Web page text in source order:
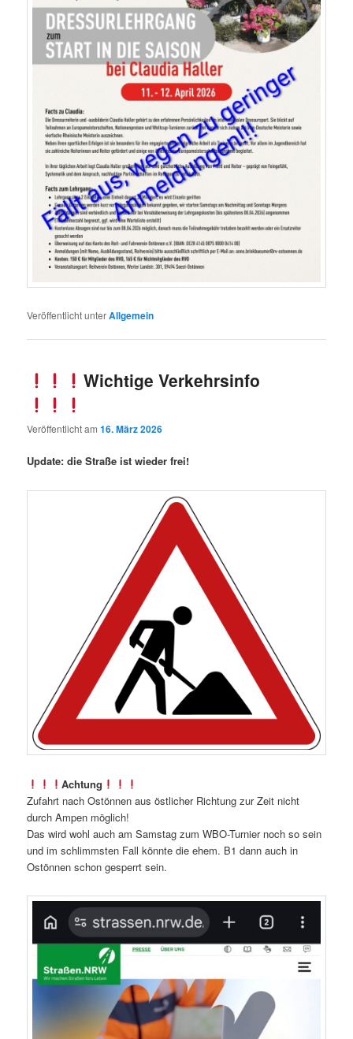
Veröffentlicht unterAllgemein
Wichtige Verkehrsinfo
Veröffentlicht am16. März 2026
Update: die Straße ist wieder frei!
Achtung
Zufahrt nach Ostönnen aus östlicher Richtung zur Zeit nicht
durch Ampen möglich!
Das wird wohl auch am Samstag zum WBO-Turnier noch so sein
und im schlimmsten Fall könnte die ehem. B1 dann auch in
Ostönnen schon gesperrt sein.